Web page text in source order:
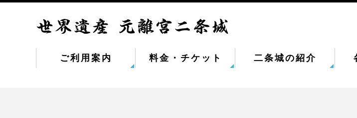
ご利用案内 料金・チケット 二条城の紹介